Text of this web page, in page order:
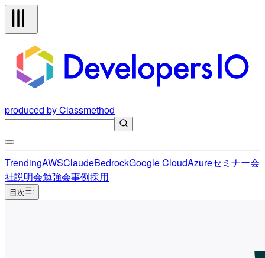
produced by Classmethod
TrendingAWSClaudeBedrockGoogle CloudAzureセミナー会
社説明会勉強会事例採用
目次